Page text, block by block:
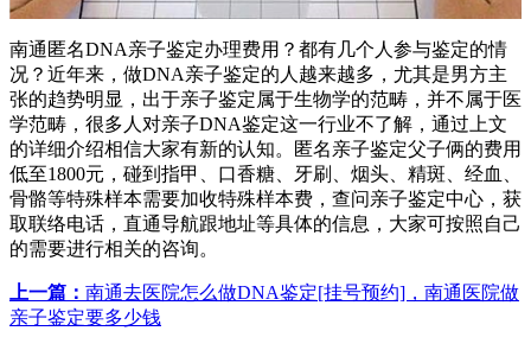
南通匿名DNA亲子鉴定办理费用？都有几个人参与鉴定的情
况？近年来，做DNA亲子鉴定的人越来越多，尤其是男方主
张的趋势明显，出于亲子鉴定属于生物学的范畴，并不属于医
学范畴，很多人对亲子DNA鉴定这一行业不了解，通过上文
的详细介绍相信大家有新的认知。匿名亲子鉴定父子俩的费用
低至1800元，碰到指甲、口香糖、牙刷、烟头、精斑、经血、
骨骼等特殊样本需要加收特殊样本费，查问亲子鉴定中心，获
取联络电话，直通导航跟地址等具体的信息，大家可按照自己
的需要进行相关的咨询。
上一篇： 南通去医院怎么做DNA鉴定[挂号预约]，南通医院做
亲子鉴定要多少钱